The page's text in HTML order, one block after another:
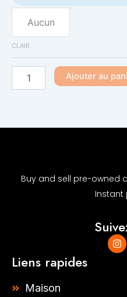
Aucun
CLAIR
Ajouter au
Buy and sell pre-owned
Instant
I
n
s
Liens rapides
Maison